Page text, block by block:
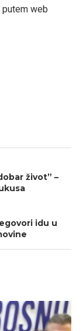
web
život” –
idu u